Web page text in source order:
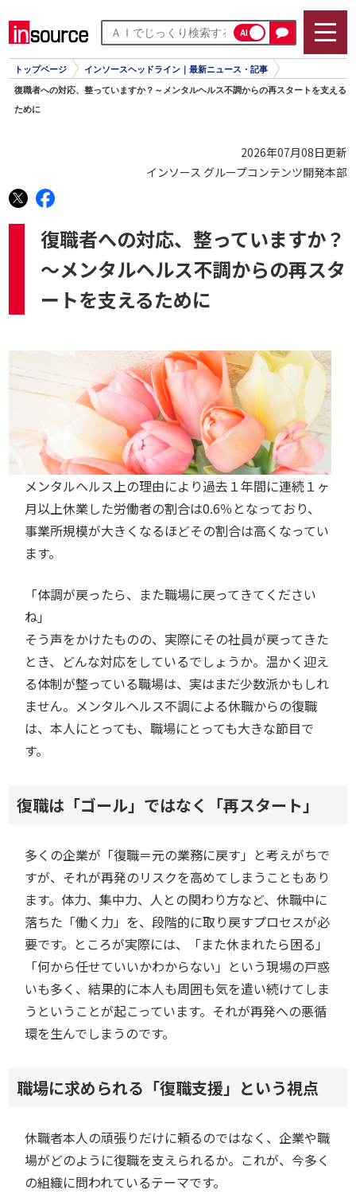
AI
トップページ インソースヘッドライン｜最新ニュース・記事
復職者への対応、整っていますか？～メンタルヘルス不調からの再スタートを支える
ために
2026年07月08日更新
インソース グループコンテンツ開発本部
復職者への対応、整っていますか？
～メンタルヘルス不調からの再スタ
ートを支えるために
メンタルヘルス上の理由により過去１年間に連続１ヶ
月以上休業した労働者の割合は0.6％となっており、
事業所規模が大きくなるほどその割合は高くなってい
ます。
「体調が戻ったら、また職場に戻ってきてください
ね」
そう声をかけたものの、実際にその社員が戻ってきた
とき、どんな対応をしているでしょうか。温かく迎え
る体制が整っている職場は、実はまだ少数派かもしれ
ません。メンタルヘルス不調による休職からの復職
は、本人にとっても、職場にとっても大きな節目で
す。
復職は「ゴール」ではなく「再スタート」
多くの企業が「復職＝元の業務に戻す」と考えがちで
すが、それが再発のリスクを高めてしまうこともあり
ます。体力、集中力、人との関わり方など、休職中に
落ちた「働く力」を、段階的に取り戻すプロセスが必
要です。ところが実際には、「また休まれたら困る」
「何から任せていいかわからない」という現場の戸惑
いも多く、結果的に本人も周囲も気を遣い続けてしま
うということが起こっています。それが再発への悪循
環を生んでしまうのです。
職場に求められる「復職支援」という視点
休職者本人の頑張りだけに頼るのではなく、企業や職
場がどのように復職を支えられるか。これが、今多く
の組織に問われているテーマです。